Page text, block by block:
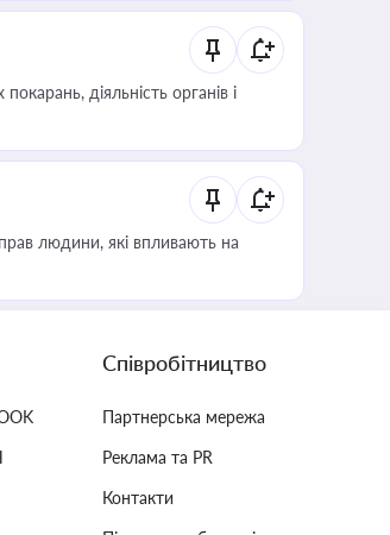
діяльність органів і
людини, які впливають на
Співробітництво
Партнерська мережа
Реклама та PR
Контакти